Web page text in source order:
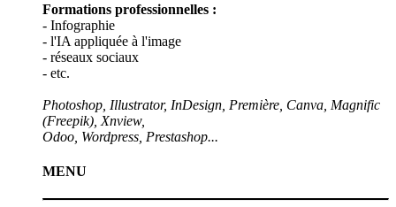
Formations professionnelles :
- Infographie
- l'IA appliquée à l'image
- réseaux sociaux
- etc.
Photoshop, Illustrator, InDesign, Première, Canva, Magnific
(Freepik), Xnview,
Odoo, Wordpress, Prestashop...
MENU